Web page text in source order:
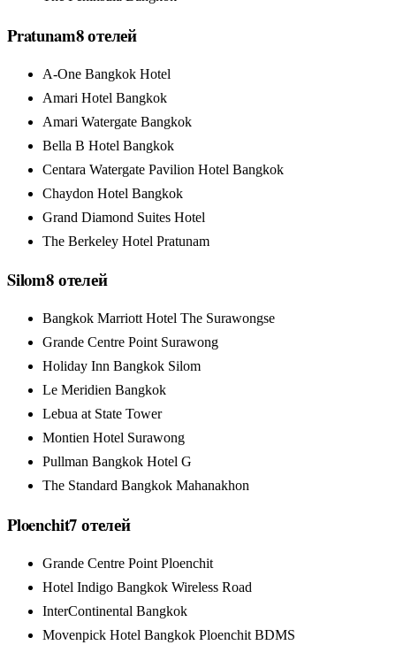
Pratunam8отелей
A-One Bangkok Hotel
Amari Hotel Bangkok
Amari Watergate Bangkok
Bella B Hotel Bangkok
Centara Watergate Pavilion Hotel Bangkok
Chaydon Hotel Bangkok
Grand Diamond Suites Hotel
The Berkeley Hotel Pratunam
Silom8отелей
Bangkok Marriott Hotel The Surawongse
Grande Centre Point Surawong
Holiday Inn Bangkok Silom
Le Meridien Bangkok
Lebua at State Tower
Montien Hotel Surawong
Pullman Bangkok Hotel G
The Standard Bangkok Mahanakhon
Ploenchit7отелей
Grande Centre Point Ploenchit
Hotel Indigo Bangkok Wireless Road
InterContinental Bangkok
Movenpick Hotel Bangkok Ploenchit BDMS